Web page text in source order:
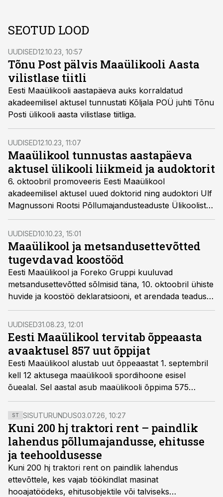
SEOTUD LOOD
UUDISED12.10.23, 10:57
Tõnu Post pälvis Maaülikooli Aasta
vilistlase tiitli
Eesti Maaülikooli aastapäeva auks korraldatud
akadeemilisel aktusel tunnustati Kõljala POÜ juhti Tõnu
Posti ülikooli aasta vilistlase tiitliga.
UUDISED12.10.23, 11:07
Maaülikool tunnustas aastapäeva
aktusel ülikooli liikmeid ja audoktorit
6. oktoobril promoveeris Eesti Maaülikool
akadeemilisel aktusel uued doktorid ning audoktori Ulf
Magnussoni Rootsi Põllumajandusteaduste Ülikoolist,
jagas tunnustusi ja stipendiumeid.
UUDISED10.10.23, 15:01
Maaülikool ja metsandusettevõtted
tugevdavad koostööd
Eesti Maaülikool ja Foreko Gruppi kuuluvad
metsandusettevõtted sõlmisid täna, 10. oktoobril ühiste
huvide ja koostöö deklaratsiooni, et arendada teadus-
praktilist koostööd uute lehtpuuistandike rajamisel ja
edasisel sihipärasel majandamisel.
UUDISED31.08.23, 12:01
Eesti Maaülikool tervitab õppeaasta
avaaktusel 857 uut õppijat
Eesti Maaülikool alustab uut õppeaastat 1. septembril
kell 12 aktusega maaülikooli spordihoone esisel
õuealal. Sel aastal asub maaülikooli õppima 575
esmakursuslast bakalaureuseõppesse ning 282
esmakursuslast magistriõppesse.
ST SISUTURUNDUS03.07.26, 10:27
Kuni 200 hj traktori rent – paindlik
lahendus põllumajandusse, ehitusse
ja teehooldusesse
Kuni 200 hj traktori rent on paindlik lahendus
ettevõttele, kes vajab töökindlat masinat
hooajatöödeks, ehitusobjektile või talviseks